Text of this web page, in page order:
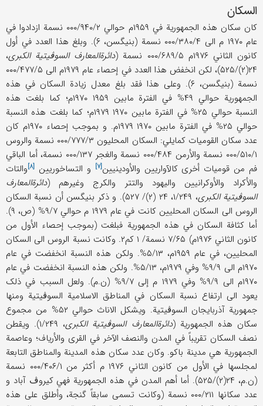
السکان
کان سکان هذه الجمهوریة في ۱۹۵۹م حوالي ۰۰۰/۹۴۰/۲ نسمة ازدادوا في
عام ۱۹۷۰ م الی ۰۰۰/۳۸۰/۴ نسمة (بنیگسن، ۶). وبلغ هذا العدد في أول
کانون الثاني ۱۹۷۶م ۰۰۰/۶۸۹/۵ نسمة (
دائرة‌المعارف السوڤیتیة الکبری،
۲۴(۲)/۵۲۵)، لکن انخفض هذا العدد في إحصاء عام ۱۹۷۹م الی ۰۰۰/۴۷۷/۵
نسمة (بنیگسن، ۶). وعلی هذا فقد بلغ معدل زیادة السکان في هذه
الجمهوریة حوالي ۴۹% في الفترة مابین ۱۹۵۹ ۱۹۷۰م؛ کما بلغت هذه
النسبة حوالي ۲۵% في الفترة مابین ۱۹۷۰ ۱۹۷۹م؛ کما بلغت هذه النسبة
حوالي ۲۵% في الفترة مابین ۱۹۷۰ ۱۹۷۹م. و بموجب إحصاء ۱۹۷۰م کان
عدد سکان القومیات کمایلي: السکان المحلیون ۰۰۰/۷۷۷/۳ نسمة والروس
۰۰۰/۵۱۰/۱ نسمة والأرمن ۰۰۰/۴۸۴ نسمة والغجر ۰۰۰/۱۳۷ نسمة، أما الباقي
فم من قومیات أخری کالآواریین والأودینیین[۷] و التساخوریین [۸] والتات
والأکراد والأوکرانیین والیهود والتتر والکرج وغیرهم (دائرة‌المعارف
السوڤیتیة الکبری
، ۱/۲۴۹، ۲۴ (۲)/ ۵۲۷). و ذکر بنیگسن أن نسبة السکان
الروس الی السکان المحلیین کانت في عام ۱۹۷۹ م حوالي ۹/۷% (ص، ۹).
أما کثافة السکان في هذه الجمهوریة فبلغت (بموجب إحصاء الأول من
کانون الثاني ۱۹۷۶م) ۷/۶۵ نسمة/ ۱ کم۲. وکانت نسبة الروس الی السکان
المحلیین، في عام ۱۹۵۹م، ۵/۱۳%. ولکن هذه النسبة انخفضت في عام
۱۹۷۰م الی ۹/۹% وفي ۱۹۷۹م، ۵/۱۳%. ولکن هذه النسبة انخفضت في عام
۱۹۷۰م الی ۹/۹% وفي ۱۹۷۹ م إلی ۹/۷% (ن.م). ولعل السبب في ذلک
یعود الی ارتفاع نسبة السکان في المناطق الاسلامیة السوڤیتیة ومنها
جمهوریة آذربایجان السوڤیتیة. ویشکل الاناث حوالي ۵۲% من مجموع
سکان هذه الجمهوریة (دائرة‌المعارف السوڤیتیة الکبری
، ۱/۲۴۹). ویقطن
نصف السکان تقریباً في المدن والنصف الآخر في القری والأریاف؛ وعاصمة
الجمهوریة هي مدینة باکو. وکان عدد سکان هذه المدینة والمناطق التابعة
لمجلسها ‌في الأول من کانون الثاني ۱۹۷۶ م أکثر من ۰۰۰/۴۰۶/۱ نسمة
(ن.م، ۲۴(۲)/۵۲۵). أما أهم المدن في هذه الجمهوریة فهي کیروڤ آباد و
عدد سکانها ۰۰۰/۲۱۱ نسمة (وکانت تسمی سابقاً گنجة، وأطلق علی هذه